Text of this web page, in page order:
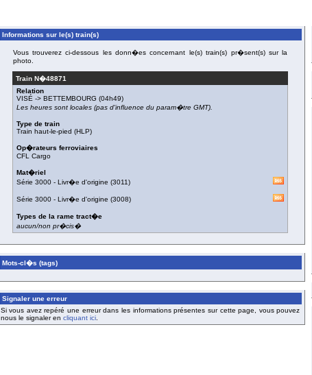
Informations sur le(s) train(s)
Vous trouverez ci-dessous les donn�es concernant le(s) train(s) pr�sent(s) sur la
photo.
Train N�48871
Relation
VISÉ -> BETTEMBOURG (04h49)
Les heures sont locales (pas d'influence du param�tre GMT).
Type de train
Train haut-le-pied (HLP)
Op�rateurs ferroviaires
CFL Cargo
Mat�riel
Série 3000 - Livr�e d'origine (3011)
Série 3000 - Livr�e d'origine (3008)
Types de la rame tract�e
aucun/non pr�cis�
Mots-cl�s (tags)
Signaler une erreur
Si vous avez repéré une erreur dans les informations présentes sur cette page, vous pouvez
nous le signaler en cliquant ici.